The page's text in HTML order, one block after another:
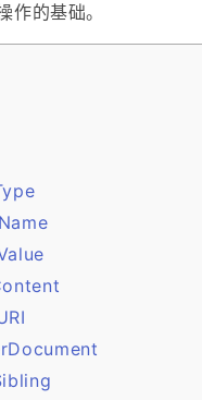
的基础。